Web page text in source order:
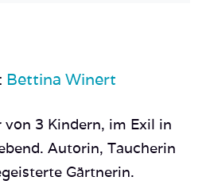
Bettina Winert
3 Kindern, im Exil in
Autorin, Taucherin
Gärtnerin.